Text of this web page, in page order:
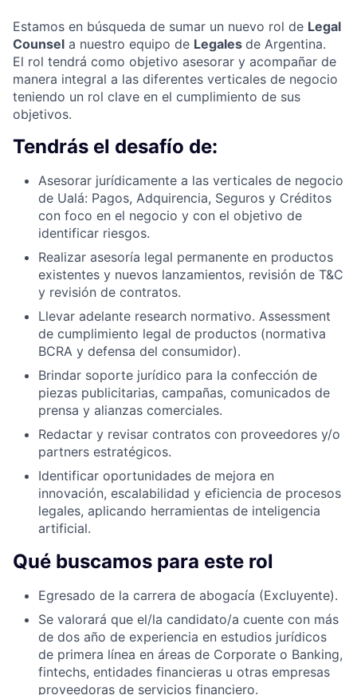
Estamos en búsqueda de sumar un nuevo rol de Legal
Counsel a nuestro equipo de Legales de Argentina.
El rol tendrá como objetivo asesorar y acompañar de
manera integral a las diferentes verticales de negocio
teniendo un rol clave en el cumplimiento de sus
objetivos.
Tendrás el desafío de:
Asesorar jurídicamente a las verticales de negocio
de Ualá: Pagos, Adquirencia, Seguros y Créditos
con foco en el negocio y con el objetivo de
identificar riesgos.
Realizar asesoría legal permanente en productos
existentes y nuevos lanzamientos, revisión de T&C
y revisión de contratos.
Llevar adelante research normativo. Assessment
de cumplimiento legal de productos (normativa
BCRA y defensa del consumidor).
Brindar soporte jurídico para la confección de
piezas publicitarias, campañas, comunicados de
prensa y alianzas comerciales.
Redactar y revisar contratos con proveedores y/o
partners estratégicos.
Identificar oportunidades de mejora en
innovación, escalabilidad y eficiencia de procesos
legales, aplicando herramientas de inteligencia
artificial.
Qué buscamos para este rol
Egresado de la carrera de abogacía (Excluyente).
Se valorará que el/la candidato/a cuente con más
de dos año de experiencia en estudios jurídicos
de primera línea en áreas de Corporate o Banking,
fintechs, entidades financieras u otras empresas
proveedoras de servicios financiero.